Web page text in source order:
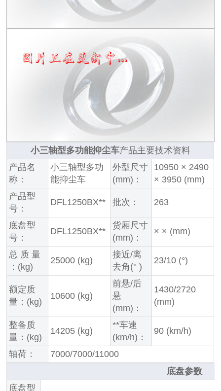
小三轴型多功能抑尘车产品主要技术资料
产品名
称：
小三轴型多功
能抑尘车
外型尺寸
(mm)：
10950 × 2490
× 3950 (mm)
产品型
号：
DFL1250BX** 批次： 263
底盘型
号：
DFL1250BX**
货厢尺寸
(mm)：
× × (mm)
总 质 量
：(kg)
25000 (kg)
接近/离
去角(° )
23/10 (°)
额定质
量：(kg)
10600 (kg)
前悬/后
悬
(mm)：
1430/2720
(mm)
整备质
量：(kg)
14205 (kg)
**车速
(km/h)：
90 (km/h)
轴荷：
7000/7000/11000
底盘参数
底盘型